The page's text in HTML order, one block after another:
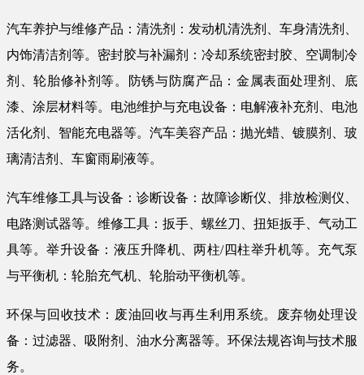
汽车养护与维修产品：清洗剂：发动机清洗剂、车身清洗剂、
内饰清洁剂等。密封胶与补漏剂：冷却系统密封胶、空调制冷
剂、轮胎修补剂等。防锈与防腐产品：金属表面处理剂、底
漆、涂层材料等。电池维护与充电设备：电解液补充剂、电池
活化剂、智能充电器等。汽车美容产品：抛光蜡、镀膜剂、玻
璃清洁剂、车窗雨刷液等。
汽车维修工具与设备：诊断设备：故障诊断仪、排放检测仪、
电路测试器等。维修工具：扳手、螺丝刀、扭矩扳手、气动工
具等。举升设备：液压升降机、两柱/四柱举升机等。充气泵
与平衡机：轮胎充气机、轮胎动平衡机等。
环保与回收技术：废油回收与再生利用系统。废弃物处理设
备：过滤器、吸附剂、油水分离器等。环保法规咨询与技术服
务。